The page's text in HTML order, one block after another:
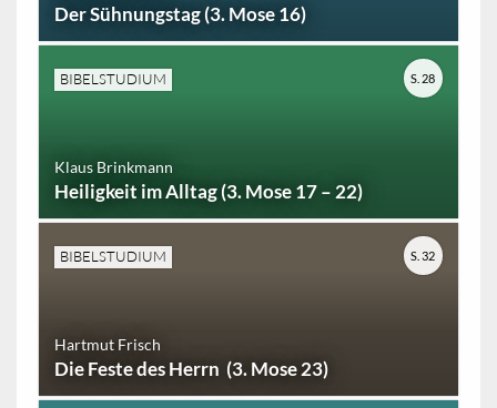
Der Sühnungstag (3. Mose 16)
BIBELSTUDIUM
Klaus Brinkmann
Heiligkeit im Alltag (3. Mose 17 – 22)
S. 28
BIBELSTUDIUM
Hartmut Frisch
Die Feste des Herrn (3. Mose 23)
S. 32